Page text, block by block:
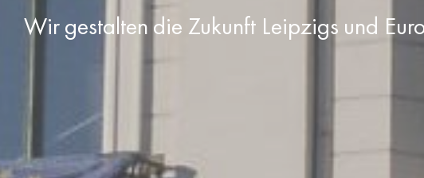
Wir gestalten die Zukunft Leipzigs und